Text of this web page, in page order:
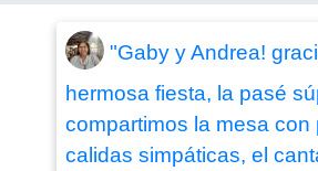
"Gaby y Andrea!
hermosa fiesta, la pasé
compartimos la mesa con
calidas simpáticas, el